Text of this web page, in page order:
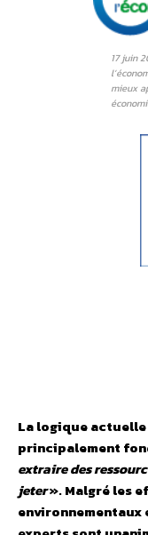
17 juin
mieux
La logique
principalement
extraire des
jeter». Malgré les
environnementaux